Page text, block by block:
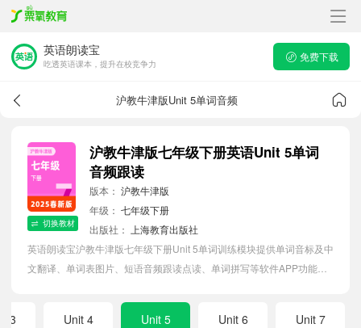
英语朗读宝
吃透英语课本，提升在校竞争力
免费下载
沪教牛津版Unit 5单词音频
切换教材
沪教牛津版七年级下册英语Unit 5单词
音频跟读
版本： 沪教牛津版
年级： 七年级下册
出版社：
上海教育出版社
英语朗读宝沪教牛津版七年级下册Unit 5单词训练模块提供单词音标及中
文翻译、单词表图片、短语音频跟读点读、单词拼写等软件APP功能，
3 Unit 4 Unit 5 Unit 6 Unit 7